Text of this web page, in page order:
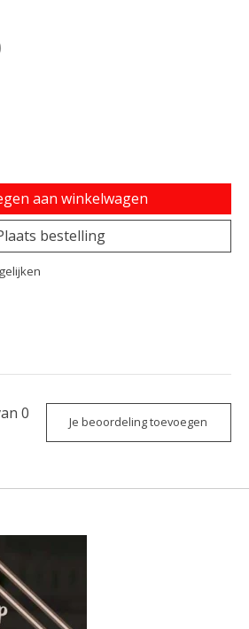
product is
aan winkelwagen
bestelling
0
Je beoordeling toevoegen